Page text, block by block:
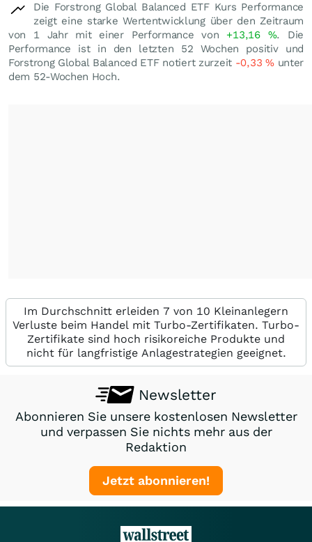
Die Forstrong Global Balanced ETF Kurs Performance
zeigt eine starke Wertentwicklung über den Zeitraum
von 1 Jahr mit einer Performance von +13,16 %. Die
Performance ist in den letzten 52 Wochen positiv und
Forstrong Global Balanced ETF notiert zurzeit -0,33%unter
dem 52-Wochen Hoch.
Im Durchschnitt erleiden 7 von 10 Kleinanlegern
Verluste beim Handel mit Turbo-Zertifikaten. Turbo-
Zertifikate sind hoch risikoreiche Produkte und
nicht für langfristige Anlagestrategien geeignet.
Newsletter
Abonnieren Sie unsere kostenlosen Newsletter
und verpassen Sie nichts mehr aus der
Redaktion
Jetzt abonnieren!